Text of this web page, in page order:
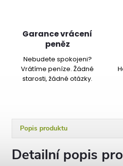
Garance vrácení
peněz
Nebudete spokojeni?
Vrátíme peníze. Žádné
starosti, žádné otázky.
Popis produktu
Detailní popis